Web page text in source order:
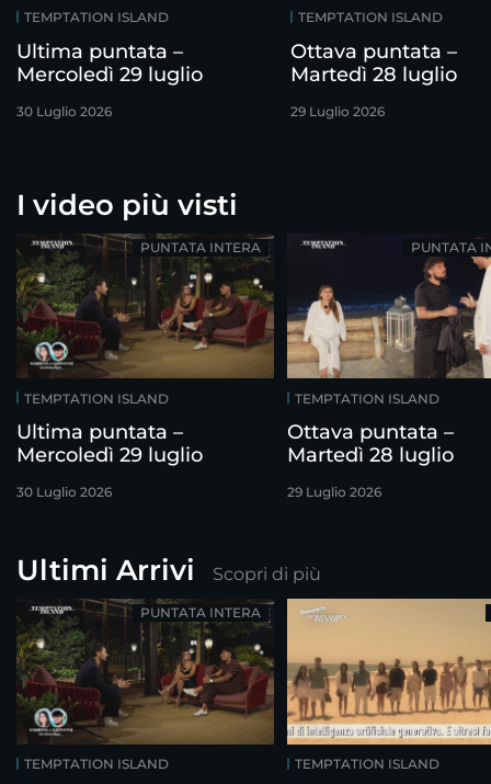
TEMPTATION ISLAND
Ultima puntata –
Mercoledì 29 luglio
30 Luglio 2026
TEMPTATION ISLAND
Ottava puntata –
Martedì 28 luglio
29 Luglio 2026
I video più visti
TEMPTATION ISLAND
Ultima puntata –
Mercoledì 29 luglio
30 Luglio 2026
PUNTATA INTERA
TEMPTATION ISLAND
Ottava puntata –
Martedì 28 luglio
29 Luglio 2026
PUNTATA
Ultimi Arrivi Scopri di più
TEMPTATION ISLAND
PUNTATA INTERA
TEMPTATION ISLAND